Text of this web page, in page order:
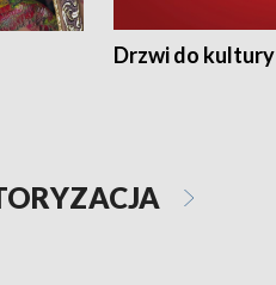
Drzwi do kultury